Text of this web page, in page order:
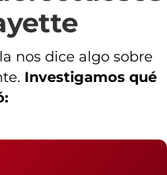
nos dice algo sobre
Investigamos qué